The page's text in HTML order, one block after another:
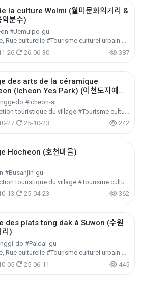
la culture Wolmi (월미문화의거리 &
악분수)
#Jemulpo-gu
#Ruelle, Rue culturelle #Tourisme culturel urbain et régional #Tourisme culturel
26
26-06-30 387
des arts de la céramique
(Icheon Yes Park) (이천도자예술
천 예스파크))
do #Icheon-si
#Attraction touristique du village #Tourisme culturel urbain et régional #Tourisme culturel
27
25-10-23 242
Hocheon (호천마을)
#Busanjin-gu
#Attraction touristique du village #Tourisme culturel urbain et régional #Tourisme culturel
13
25-04-23 362
des plats tong dak à Suwon (수원
리)
do #Paldal-gu
#Ruelle, Rue culturelle #Tourisme culturel urbain et régional #Tourisme culturel
05
25-06-11 445